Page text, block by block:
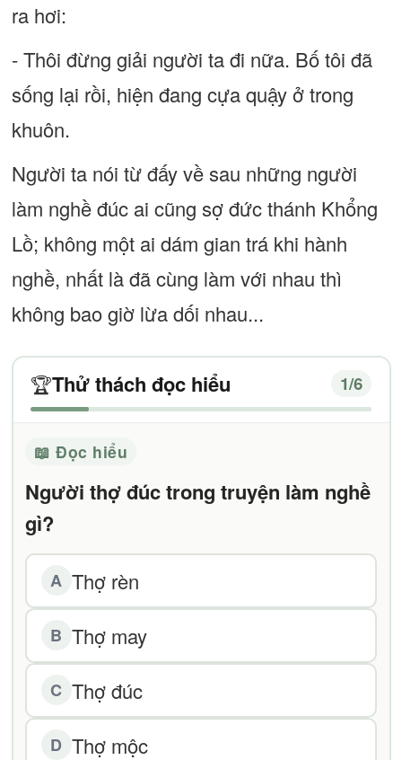
ra hơi:
- Thôi đừng giải người ta đi nữa. Bố tôi đã
sống lại rồi, hiện đang cựa quậy ở trong
khuôn.
Người ta nói từ đấy về sau những người
làm nghề đúc ai cũng sợ đức thánh Khổng
Lồ; không một ai dám gian trá khi hành
nghề, nhất là đã cùng làm với nhau thì
không bao giờ lừa dối nhau...
🏆Thử thách đọc hiểu 1/6
📖 Đọc hiểu
Người thợ đúc trong truyện làm nghề
gì?
A Thợ rèn
B Thợ may
C Thợ đúc
D Thợ mộc